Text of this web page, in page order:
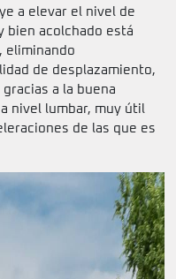
a elevar el nivel de
bien acolchado está
eliminando
de desplazamiento,
a la buena
nivel lumbar, muy útil
de las que es